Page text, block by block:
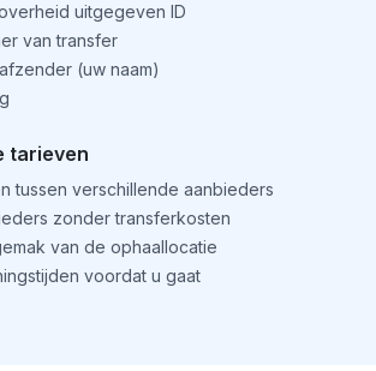
uitgegeven ID
van transfer
(uw naam)
tarieven
tussen verschillende aanbieders
zonder transferkosten
van de ophaallocatie
voordat u gaat